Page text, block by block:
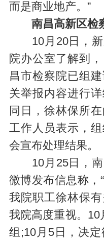
而是商业地产。”
南昌高新区检
10月20日，新
院办公室了解到
昌市检察院已组
关举报内容进行
同日，徐林保所
工作人员表示，
会宣布处理结果。
10月25日，南
微博发布信息称，
我院职工徐林保
我院高度重视。10
组;10月5日，决